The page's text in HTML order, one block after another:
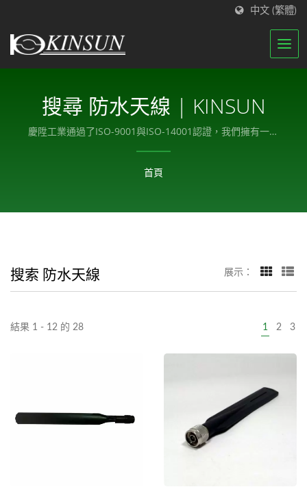
中文 (繁體)
搜尋 防水天線 | KINSUN
慶陞工業通過了ISO-9001與ISO-14001認證，我們擁有一支
組織良好的團隊來執行我們的質量管理體系。
首頁
搜索 防水天線 展示：
結果 1 - 12 的 28 1 2 3